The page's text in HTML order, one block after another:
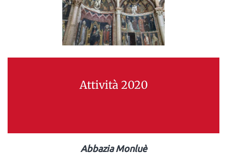
Attività 2020
Abbazia Monluè